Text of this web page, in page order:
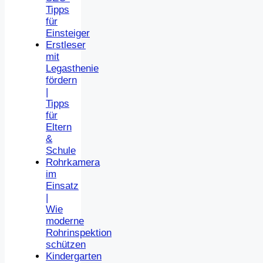
Tipps
für
Einsteiger
Erstleser
mit
Legasthenie
fördern
|
Tipps
für
Eltern
&
Schule
Rohrkamera
im
Einsatz
|
Wie
moderne
Rohrinspektion
schützen
Kindergarten